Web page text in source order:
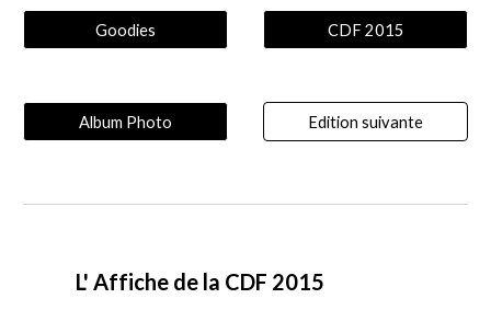
Goodies CDF 2015
Album Photo Edition suivante
L' Affiche de la CDF 2015